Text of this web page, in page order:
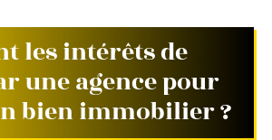
les intérêts de
une agence pour
bien immobilier ?